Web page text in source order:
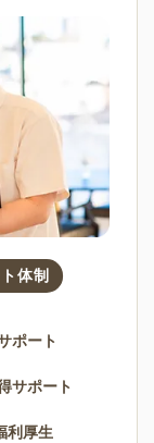
体制
ポート
サポート
利厚生